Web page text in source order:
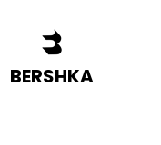
BERSHKA